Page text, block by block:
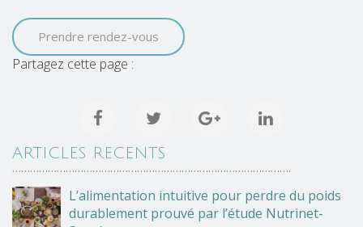
Prendre rendez-vous
Partagez cette page :
ARTICLES RECENTS
………………………………………………………………………………….
L’alimentation intuitive pour perdre du poids
durablement prouvé par l’étude Nutrinet-